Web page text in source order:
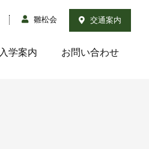
雛松会 交通案内
入学案内 お問い合わせ